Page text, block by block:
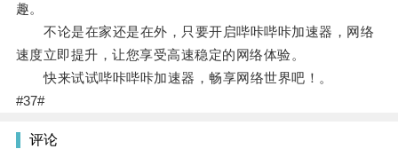
趣。
不论是在家还是在外，只要开启哔咔哔咔加速器，网络
速度立即提升，让您享受高速稳定的网络体验。
快来试试哔咔哔咔加速器，畅享网络世界吧！。
#37#
评论